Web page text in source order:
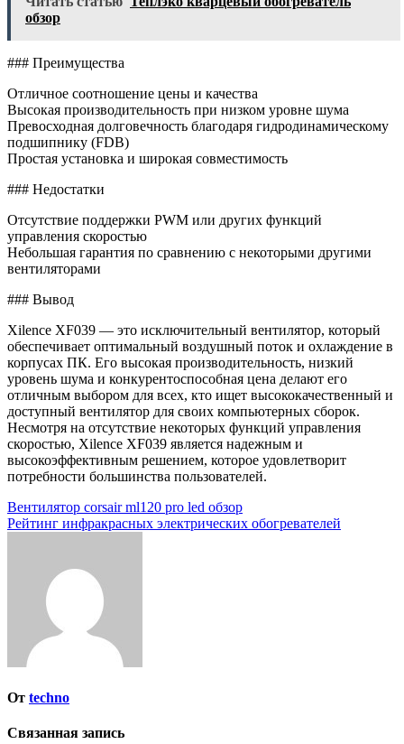
обзор
### Преимущества
Отличное соотношение цены и качества
Высокая производительность при низком уровне шума
Превосходная долговечность благодаря гидродинамическому
подшипнику (FDB)
Простая установка и широкая совместимость
### Недостатки
Отсутствие поддержки PWM или других функций
управления скоростью
Небольшая гарантия по сравнению с некоторыми другими
вентиляторами
### Вывод
Xilence XF039 — это исключительный вентилятор, который
обеспечивает оптимальный воздушный поток и охлаждение в
корпусах ПК. Его высокая производительность, низкий
уровень шума и конкурентоспособная цена делают его
отличным выбором для всех, кто ищет высококачественный и
доступный вентилятор для своих компьютерных сборок.
Несмотря на отсутствие некоторых функций управления
скоростью, Xilence XF039 является надежным и
высокоэффективным решением, которое удовлетворит
потребности большинства пользователей.
Навигация
по
Вентилятор corsair ml120 pro led обзор
Рейтинг инфракрасных электрических обогревателей
От techno
Связанная запись